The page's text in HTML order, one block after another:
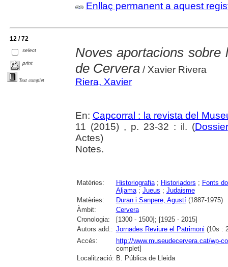
Enllaç permanent a aquest
12 / 72
select
print
Text complet
Noves aportacions
de Cervera/ Xavier Rivera
Riera, Xavier
En: Capcorral : la revista del
11 (2015) , p. 23-32 : il. (Dossier
Actes)
Notes.
Matèries: Historiografia; Historiadors ; Fonts
Aljama; Jueus ; Judaisme
Matèries:
Duran i Sanpere, Agustí(1887-1975)
Àmbit:
Cervera
Cronologia:
[1300 - 1500]; [1925 - 2015]
Autors add.: Jornades Reviure el Patrimoni (10s :
Accés:
http://www.museudecervera.cat/wp-
complet]
Localització: B. Pública de Lleida